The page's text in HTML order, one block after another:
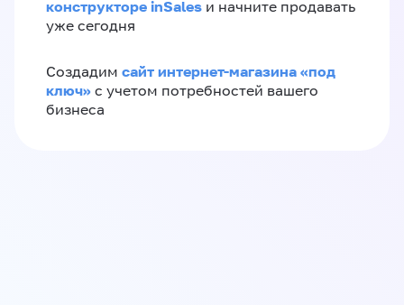
конструкторе inSales и начните продавать
уже сегодня
Создадим сайт интернет-магазина «под
ключ» с учетом потребностей вашего
бизнеса